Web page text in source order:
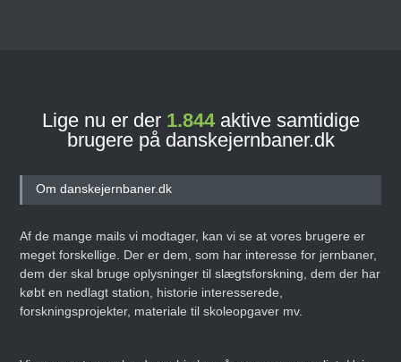
Lige nu er der 1.844aktive samtidige
brugere på danskejernbaner.dk
Om danskejernbaner.dk
Af de mange mails vi modtager, kan vi se at vores brugere er
meget forskellige. Der er dem, som har interesse for jernbaner,
dem der skal bruge oplysninger til slægtsforskning, dem der har
købt en nedlagt station, historie interesserede,
forskningsprojekter, materiale til skoleopgaver mv.